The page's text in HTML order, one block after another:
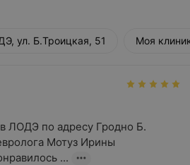
ул. Б.Троицкая, 51 Моя
ЛОДЭ по адресу Гродно Б.
Мотуз Ирины
...